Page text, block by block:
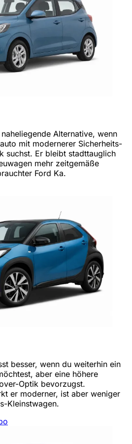
Alternative, wenn
mit modernerer Sicherheits-
suchst. Er bleibt stadttauglich
mehr zeitgemäße
Ford Ka.
besser, wenn du weiterhin ein
aber eine höhere
Optik bevorzugst.
er moderner, ist aber weniger
Kleinstwagen.